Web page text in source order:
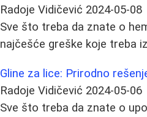
Radoje Vidičević 2024-05-08
Sve što treba da znate o
najčešće greške koje treba
Gline za lice: Prirodno
Radoje Vidičević 2024-05-06
Sve što treba da znate o